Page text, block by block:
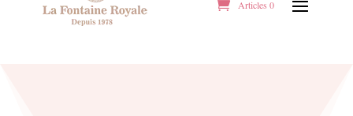
Articles 0